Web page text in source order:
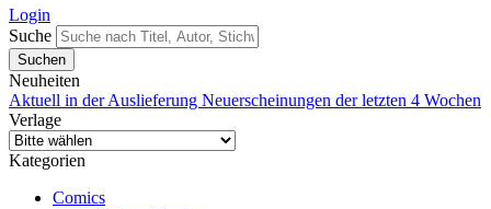
Login
Suche
Neuheiten
Aktuell in der Auslieferung Neuerscheinungen der letzten 4 Wochen
Verlage
Kategorien
Comics